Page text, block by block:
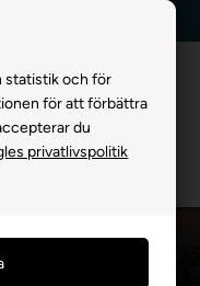
statistik och för
för att förbättra
du
privatlivspolitik
utrustning till